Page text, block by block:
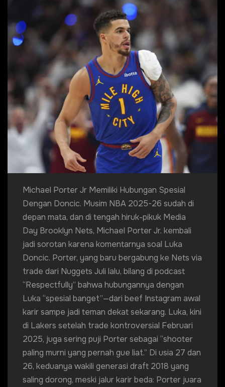
Michael Porter Jr Memiliki Hubungan Spesial
Dengan Doncic. Musim NBA 2025-26 sudah di
depan mata, dan di tengah hiruk-pikuk Media
Day Brooklyn Nets, Michael Porter Jr. kembali
jadi sorotan karena komentarnya soal Luka
Doncic. Porter, yang baru bergabung ke Nets via
trade dari Nuggets Juli lalu, bilang di podcast
“Respectfully” bahwa hubungannya dengan
Luka “spesial banget”—dari beef Instagram awal
karir sampe jadi teman dekat sekarang. Luka, kini
di Lakers setelah trade kontroversial Februari
2025, juga sering puji Porter sebagai “shooter
paling murni yang pernah gue liat.” Di usia 27 dan
26, keduanya wakili generasi draft 2018 yang
saling dorong, meski jalur karir beda: Porter juara